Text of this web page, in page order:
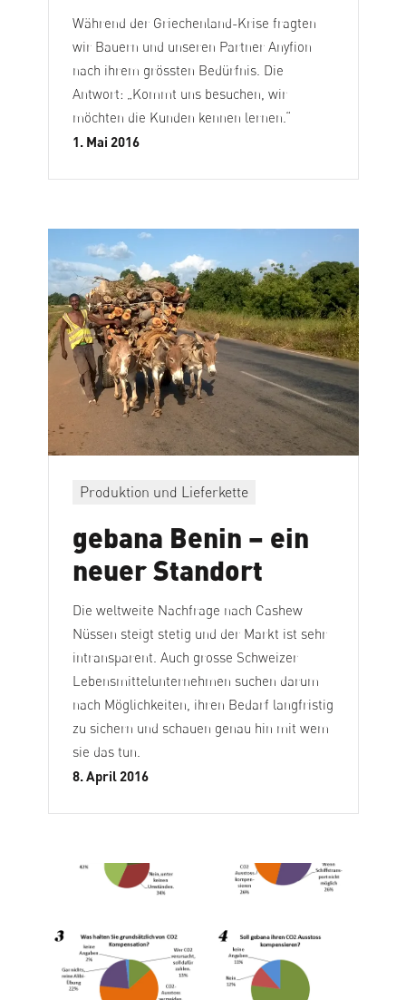
Während der Griechenland-Krise fragten
wir Bauern und unseren Partner Anyfion
nach ihrem grössten Bedürfnis. Die
Antwort: „Kommt uns besuchen, wir
möchten die Kunden kennen lernen.“
1. Mai 2016
Produktion und Lieferkette
gebana Benin – ein
neuer Standort
Die weltweite Nachfrage nach Cashew
Nüssen steigt stetig und der Markt ist sehr
intransparent. Auch grosse Schweizer
Lebensmittelunternehmen suchen darum
nach Möglichkeiten, ihren Bedarf langfristig
zu sichern und schauen genau hin mit wem
sie das tun.
8. April 2016